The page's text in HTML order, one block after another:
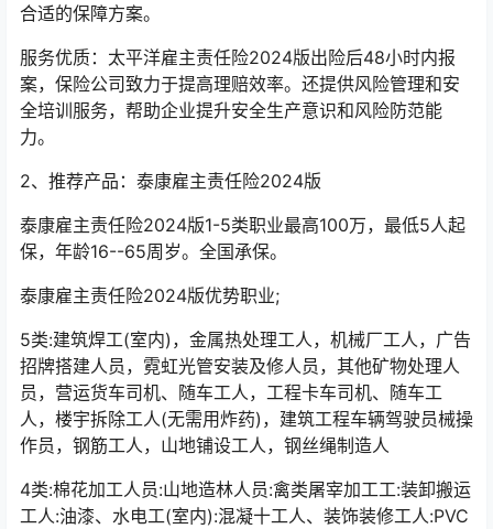
合适的保障方案。
服务优质：太平洋雇主责任险2024版出险后48小时内报
案，保险公司致力于提高理赔效率。还提供风险管理和安
全培训服务，帮助企业提升安全生产意识和风险防范能
力。
2、推荐产品：泰康雇主责任险2024版
泰康雇主责任险2024版1-5类职业最高100万，最低5人起
保，年龄16--65周岁。全国承保。
泰康雇主责任险2024版优势职业;
5类:建筑焊工(室内)，金属热处理工人，机械厂工人，广告
招牌搭建人员，霓虹光管安装及修人员，其他矿物处理人
员，营运货车司机、随车工人，工程卡车司机、随车工
人，楼宇拆除工人(无需用炸药)，建筑工程车辆驾驶员械操
作员，钢筋工人，山地铺设工人，钢丝绳制造人
4类:棉花加工人员:山地造林人员:禽类屠宰加工工:装卸搬运
工人:油漆、水电工(室内):混凝十工人、装饰装修工人:PVC